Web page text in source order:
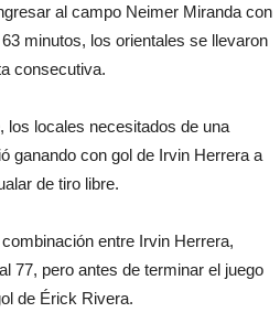
al campo Neimer Miranda con
minutos, los orientales se llevaron
consecutiva.
los locales necesitados de una
ganando con gol de Irvin Herrera a
de tiro libre.
entre Irvin Herrera,
77, pero antes de terminar el juego
de Érick Rivera.